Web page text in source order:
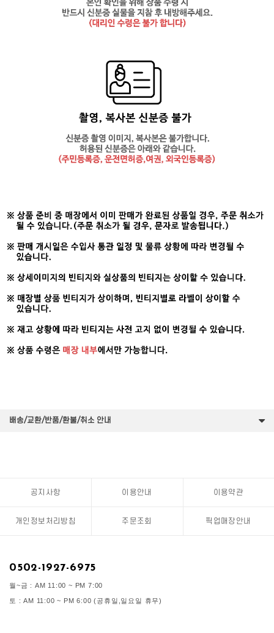
배송/교환/반품/환불/취소 안내
공지사항 이용안내 이용약관
개인정보처리방침 주문조회 픽업매장안내
0502-1927-6975
월~금 : AM 11:00 ~ PM 7:00
토 : AM 11:00 ~ PM 6:00 (공휴일,일요일 휴무)